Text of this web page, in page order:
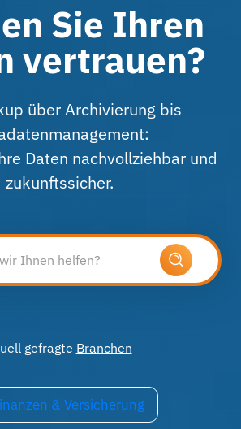
Sie Ihren
vertrauen?
über Archivierung bis
Daten nachvollziehbar und
zukunftssicher.
gefragte Branchen
& Versicherung